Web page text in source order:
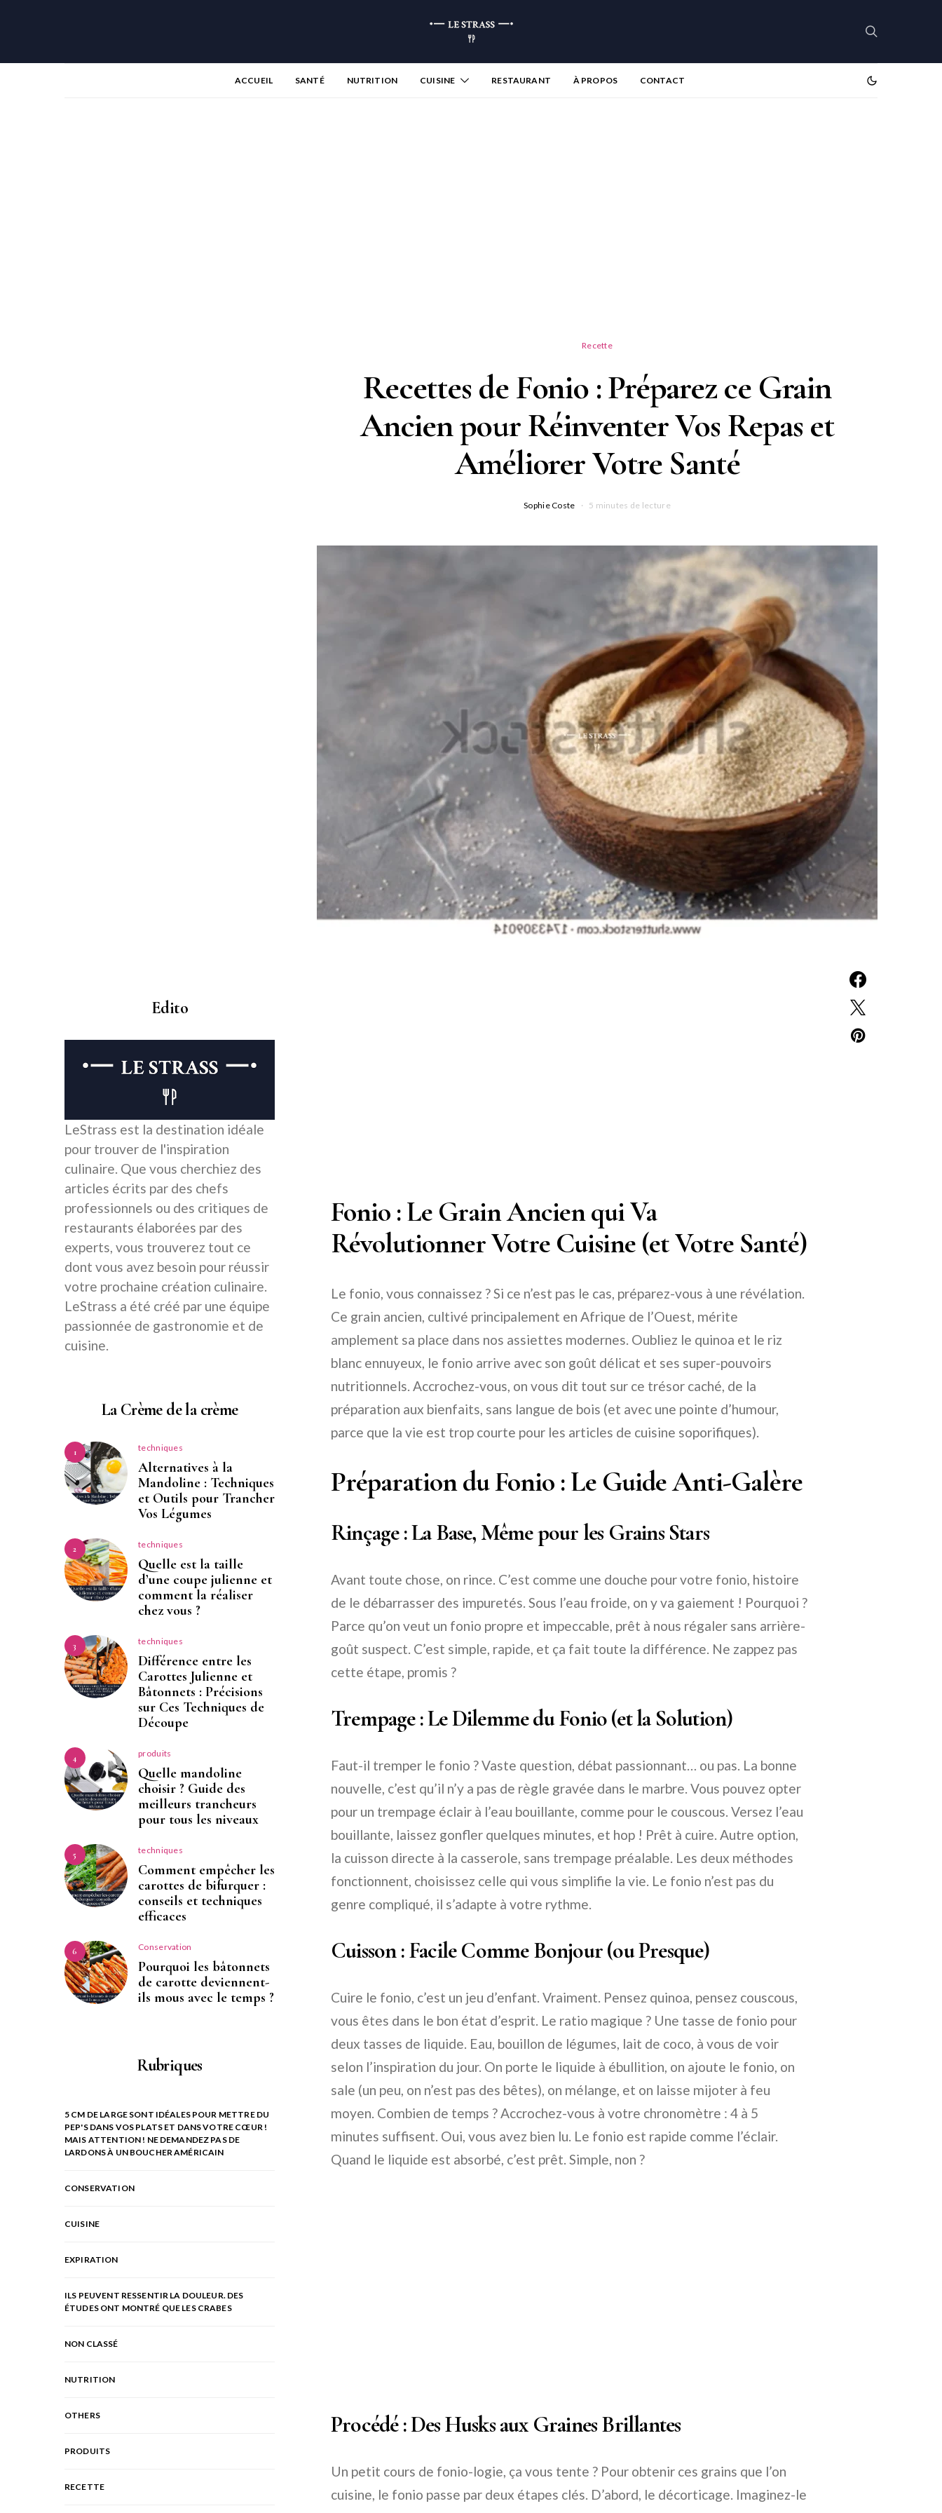
ACCUEIL SANTÉ NUTRITION CUISINE RESTAURANT À PROPOS CONTACT
Recette
Recettes de Fonio : Préparez ce Grain
Ancien pour Réinventer Vos Repas et
Améliorer Votre Santé
Sophie Coste 5 minutes de lecture
Fonio : Le Grain Ancien qui Va
Révolutionner Votre Cuisine (et Votre Santé)
Le fonio, vous connaissez ? Si ce n’est pas le cas, préparez-vous à une révélation.
Ce grain ancien, cultivé principalement en Afrique de l’Ouest, mérite
amplement sa place dans nos assiettes modernes. Oubliez le quinoa et le riz
blanc ennuyeux, le fonio arrive avec son goût délicat et ses super-pouvoirs
nutritionnels. Accrochez-vous, on vous dit tout sur ce trésor caché, de la
préparation aux bienfaits, sans langue de bois (et avec une pointe d’humour,
parce que la vie est trop courte pour les articles de cuisine soporifiques).
Préparation du Fonio : Le Guide Anti-Galère
Rinçage : La Base, Même pour les Grains Stars
Avant toute chose, on rince. C’est comme une douche pour votre fonio, histoire
de le débarrasser des impuretés. Sous l’eau froide, on y va gaiement ! Pourquoi ?
Parce qu’on veut un fonio propre et impeccable, prêt à nous régaler sans arrière-
goût suspect. C’est simple, rapide, et ça fait toute la différence. Ne zappez pas
cette étape, promis ?
Trempage : Le Dilemme du Fonio (et la Solution)
Faut-il tremper le fonio ? Vaste question, débat passionnant… ou pas. La bonne
nouvelle, c’est qu’il n’y a pas de règle gravée dans le marbre. Vous pouvez opter
pour un trempage éclair à l’eau bouillante, comme pour le couscous. Versez l’eau
bouillante, laissez gonfler quelques minutes, et hop ! Prêt à cuire. Autre option,
la cuisson directe à la casserole, sans trempage préalable. Les deux méthodes
fonctionnent, choisissez celle qui vous simplifie la vie. Le fonio n’est pas du
genre compliqué, il s’adapte à votre rythme.
Cuisson : Facile Comme Bonjour (ou Presque)
Cuire le fonio, c’est un jeu d’enfant. Vraiment. Pensez quinoa, pensez couscous,
vous êtes dans le bon état d’esprit. Le ratio magique ? Une tasse de fonio pour
deux tasses de liquide. Eau, bouillon de légumes, lait de coco, à vous de voir
selon l’inspiration du jour. On porte le liquide à ébullition, on ajoute le fonio, on
sale (un peu, on n’est pas des bêtes), on mélange, et on laisse mijoter à feu
moyen. Combien de temps ? Accrochez-vous à votre chronomètre : 4 à 5
minutes suffisent. Oui, vous avez bien lu. Le fonio est rapide comme l’éclair.
Quand le liquide est absorbé, c’est prêt. Simple, non ?
Procédé : Des Husks aux Graines Brillantes
Un petit cours de fonio-logie, ça vous tente ? Pour obtenir ces grains que l’on
cuisine, le fonio passe par deux étapes clés. D’abord, le décorticage. Imaginez-le
Edito
LeStrass est la destination idéale
pour trouver de l'inspiration
culinaire. Que vous cherchiez des
articles écrits par des chefs
professionnels ou des critiques de
restaurants élaborées par des
experts, vous trouverez tout ce
dont vous avez besoin pour réussir
votre prochaine création culinaire.
LeStrass a été créé par une équipe
passionnée de gastronomie et de
cuisine.
La Crème de la crème
1 techniques
Alternatives à la
Mandoline : Techniques
et Outils pour Trancher
Vos Légumes
2 techniques
Quelle est la taille
d’une coupe julienne et
comment la réaliser
chez vous ?
3 techniques
Différence entre les
Carottes Julienne et
Bâtonnets : Précisions
sur Ces Techniques de
Découpe
4 produits
Quelle mandoline
choisir ? Guide des
meilleurs trancheurs
pour tous les niveaux
5 techniques
Comment empêcher les
carottes de bifurquer :
conseils et techniques
efficaces
6 Conservation
Pourquoi les bâtonnets
de carotte deviennent-
ils mous avec le temps ?
Rubriques
5 CM DE LARGE SONT IDÉALES POUR METTRE DU
PEP'S DANS VOS PLATS ET DANS VOTRE CŒUR !
MAIS ATTENTION ! NE DEMANDEZ PAS DE
LARDONS À UN BOUCHER AMÉRICAIN
CONSERVATION
CUISINE
EXPIRATION
ILS PEUVENT RESSENTIR LA DOULEUR. DES
ÉTUDES ONT MONTRÉ QUE LES CRABES
NON CLASSÉ
NUTRITION
OTHERS
PRODUITS
RECETTE